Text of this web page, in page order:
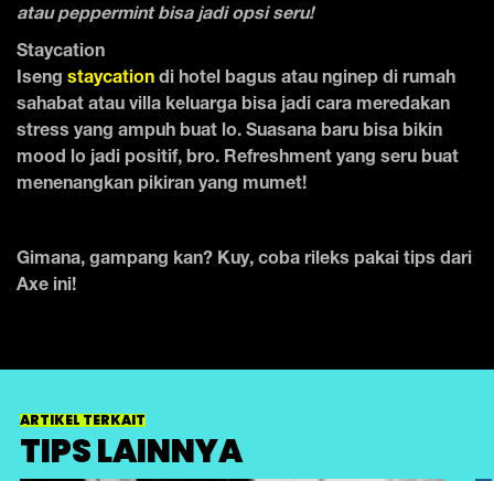
atau peppermint bisa jadi opsi seru!
Staycation
Iseng staycation di hotel bagus atau nginep di rumah
sahabat atau villa keluarga bisa jadi cara meredakan
stress yang ampuh buat lo. Suasana baru bisa bikin
mood lo jadi positif, bro. Refreshment yang seru buat
menenangkan pikiran yang mumet!
Gimana, gampang kan? Kuy, coba rileks pakai tips dari
Axe ini!
ARTIKEL TERKAIT
TIPS LAINNYA